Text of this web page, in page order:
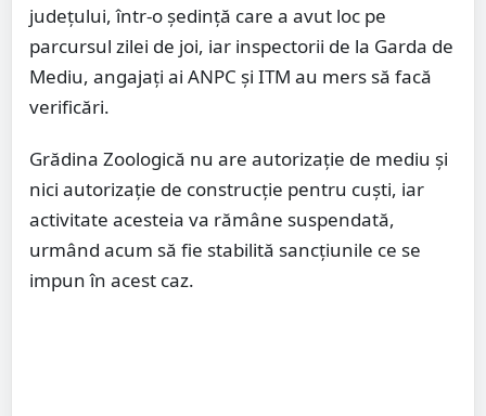
județului, într-o ședință care a avut loc pe
parcursul zilei de joi, iar inspectorii de la Garda de
Mediu, angajați ai ANPC și ITM au mers să facă
verificări.
Grădina Zoologică nu are autorizație de mediu și
nici autorizație de construcție pentru cuști, iar
activitate acesteia va rămâne suspendată,
urmând acum să fie stabilită sancțiunile ce se
impun în acest caz.